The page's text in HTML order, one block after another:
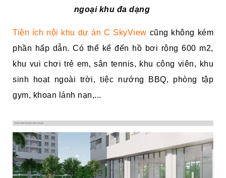
ngoại khu đa dạng
Tiện ích nội khu dự án C SkyView cũng không kém
phần hấp dẫn. Có thể kể đến hồ bơi rộng 600 m2,
khu vui chơi trẻ em, sân tennis, khu công viên, khu
sinh hoạt ngoài trời, tiệc nướng BBQ, phòng tập
gym, khoan lánh nạn,...